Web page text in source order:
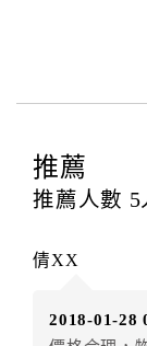
四、訂單異
提出申辦不得
每筆訂單異動
辦理取消退款。
房者應補足差
房者不得要求
推薦
推薦人數 5
倩XX
2018-01-28